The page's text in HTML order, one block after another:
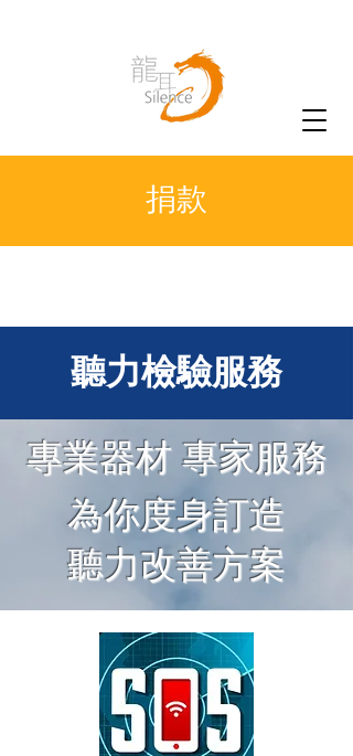
捐款
聽力檢驗服務
專業器材 專家服務​
為你度身訂造
聽力改善方案